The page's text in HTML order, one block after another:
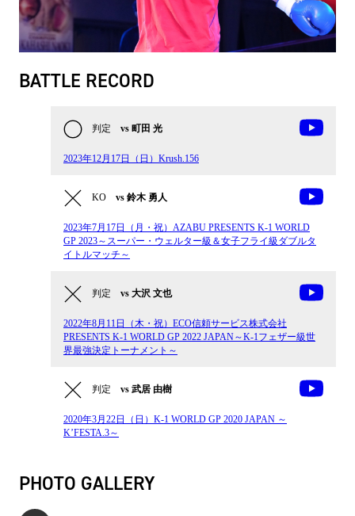
BATTLE RECORD
判定 vs 町田 光
2023年12月17日（日）Krush.156
KO vs 鈴木 勇人
2023年7月17日（月・祝）AZABU PRESENTS K-1 WORLD
GP 2023～スーパー・ウェルター級＆女子フライ級ダブルタ
イトルマッチ～
判定 vs 大沢 文也
2022年8月11日（木・祝）ECO信頼サービス株式会社
PRESENTS K-1 WORLD GP 2022 JAPAN～K-1フェザー級世
界最強決定トーナメント～
判定 vs 武居 由樹
2020年3月22日（日）K-1 WORLD GP 2020 JAPAN ～
K’FESTA.3～
PHOTO GALLERY